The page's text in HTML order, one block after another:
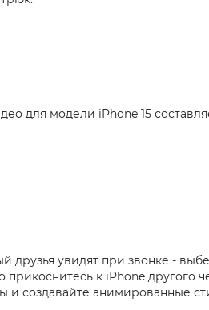
для модели iPhone 15
друзья увидят при звонке -
прикоснитесь к iPhone
и создавайте анимированные